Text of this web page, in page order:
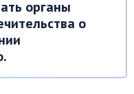
органы
о